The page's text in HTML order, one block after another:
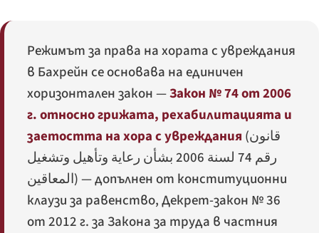
Режимът за права на хората с увреждания
в Бахрейн се основава на единичен
хоризонтален закон —Закон № 74 от 2006
г. относно грижата, рехабилитацията и
заетостта на хора с увреждания (قانون
رقم 74 لسنة 2006 بشأن رعاية وتأهيل وتشغيل
المعاقين) — допълнен от конституционни
клаузи за равенство, Декрет-закон № 36
от 2012 г. за Закона за труда в частния